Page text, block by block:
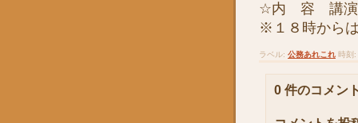
☆内 容 講演会
※１８時から
ラベル: 公務あれこれ 時刻:
0 件のコメン